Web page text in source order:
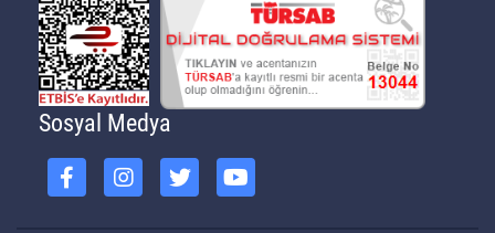
Sosyal Medya